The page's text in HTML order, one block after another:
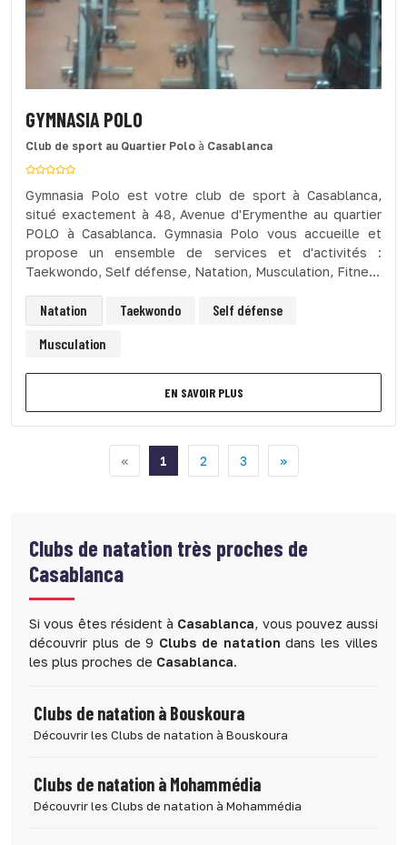
GYMNASIA POLO
Club de sport au Quartier Polo à Casablanca
Gymnasia Polo est votre club de sport à Casablanca,
situé exactement à 48, Avenue d'Erymenthe au quartier
POLO à Casablanca. Gymnasia Polo vous accueille et
propose un ensemble de services et d'activités :
Taekwondo, Self défense, Natation, Musculation, Fitne...
Natation Taekwondo
Self défense
Musculation
EN SAVOIR PLUS
« 1 2 3 »
Clubs de natation très proches de
Casablanca
Si vous êtes résident à Casablanca, vous pouvez aussi
découvrir plus de 9 Clubs de natation dans les villes
les plus proches de Casablanca.
Clubs de natation à Bouskoura
Découvrir les Clubs de natation à Bouskoura
Clubs de natation à Mohammédia
Découvrir les Clubs de natation à Mohammédia